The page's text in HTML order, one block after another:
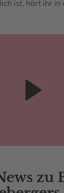
ist, hört ihr in
zu